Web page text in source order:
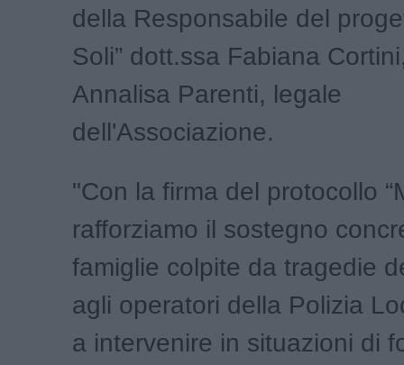
della Responsabile del
Soli” dott.ssa Fabiana
Annalisa Parenti, legale
dell'Associazione.
"Con la firma del protocollo
rafforziamo il sostegno
famiglie colpite da tragedie
agli operatori della Polizia
a intervenire in situazioni di